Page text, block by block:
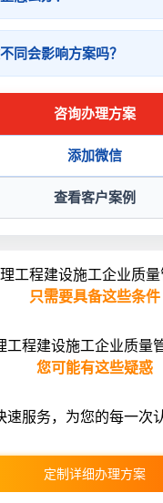
同会影响方案吗？
咨询办理方案
添加微信
查看客户案例
工程建设施工企业质
只需要具备这些条件
工程建设施工企业质量
您可能有这些疑惑
速服务，为您的每一次
定制详细办理方案